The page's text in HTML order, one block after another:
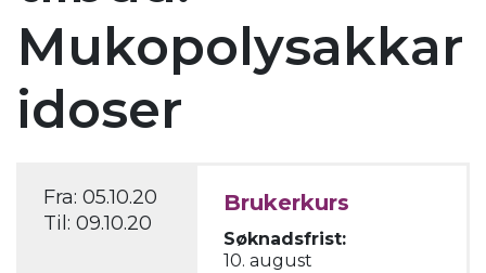
Mukopolysakkar
idoser
Fra: 05.10.20
Til: 09.10.20
Brukerkurs
Søknadsfrist:
10. august